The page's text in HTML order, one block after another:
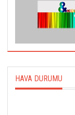
HAVA DURUMU